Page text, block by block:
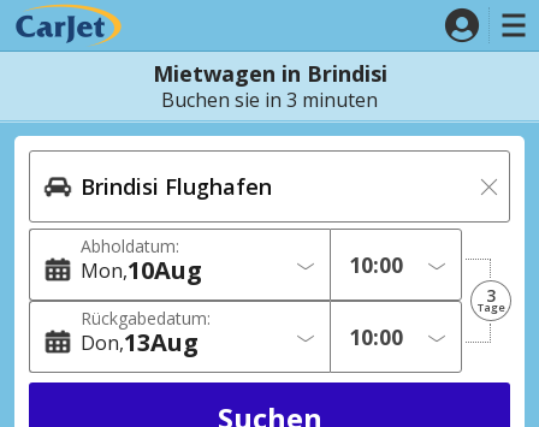
Mietwagen in Brindisi
Buchen sie in 3 minuten
Abholdatum:
Mon 10Aug
Rückgabedatum:
Don 13Aug
3
Tage